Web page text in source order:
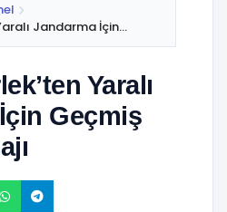
Jandarma İçin...
Yaralı
Geçmiş